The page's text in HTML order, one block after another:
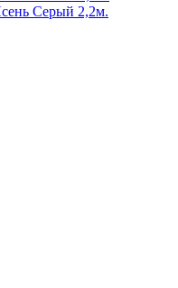
Серый 2,2м.